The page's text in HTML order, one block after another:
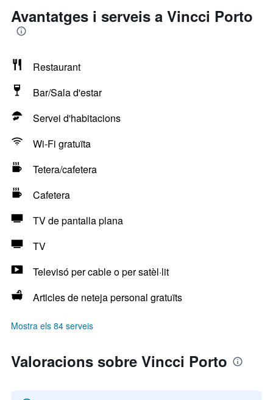
Avantatges i serveis a Vincci Porto
Restaurant
Bar/Sala d'estar
Servei d'habitacions
Wi-Fi gratuïta
Tetera/cafetera
Cafetera
TV de pantalla plana
TV
Televisó per cable o per satèl·lit
Articles de neteja personal gratuïts
Mostra els 84 serveis
Valoracions sobre Vincci Porto